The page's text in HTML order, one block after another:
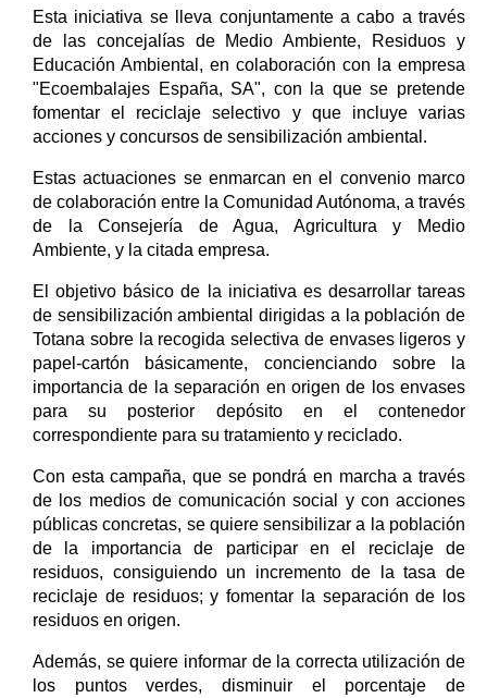
Esta iniciativa se lleva conjuntamente a cabo a través
de las concejalías de Medio Ambiente, Residuos y
Educación Ambiental, en colaboración con la empresa
"Ecoembalajes España, SA", con la que se pretende
fomentar el reciclaje selectivo y que incluye varias
acciones y concursos de sensibilización ambiental.
Estas actuaciones se enmarcan en el convenio marco
de colaboración entre la Comunidad Autónoma, a través
de la Consejería de Agua, Agricultura y Medio
Ambiente, y la citada empresa.
El objetivo básico de la iniciativa es desarrollar tareas
de sensibilización ambiental dirigidas a la población de
Totana sobre la recogida selectiva de envases ligeros y
papel-cartón básicamente, concienciando sobre la
importancia de la separación en origen de los envases
para su posterior depósito en el contenedor
correspondiente para su tratamiento y reciclado.
Con esta campaña, que se pondrá en marcha a través
de los medios de comunicación social y con acciones
públicas concretas, se quiere sensibilizar a la población
de la importancia de participar en el reciclaje de
residuos, consiguiendo un incremento de la tasa de
reciclaje de residuos; y fomentar la separación de los
residuos en origen.
Además, se quiere informar de la correcta utilización de
los puntos verdes, disminuir el porcentaje de